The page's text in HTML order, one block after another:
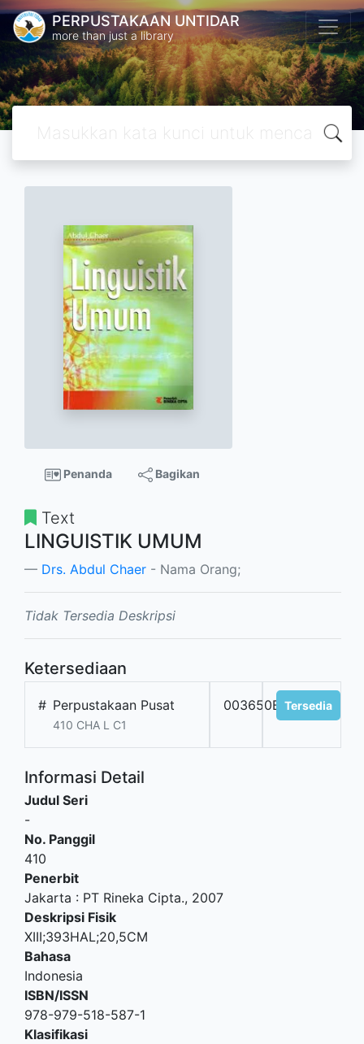
PERPUSTAKAAN UNTIDAR
more than just a library
Penanda Bagikan
Text
LINGUISTIK UMUM
Drs. Abdul Chaer - Nama Orang;
Tidak Tersedia Deskripsi
Ketersediaan
# Perpustakaan Pusat
410 CHA L C1
003650BTTersedia
Informasi Detail
Judul Seri
-
No. Panggil
410
Penerbit
Jakarta : PT Rineka Cipta., 2007
Deskripsi Fisik
XIII;393HAL;20,5CM
Bahasa
Indonesia
ISBN/ISSN
978-979-518-587-1
Klasifikasi